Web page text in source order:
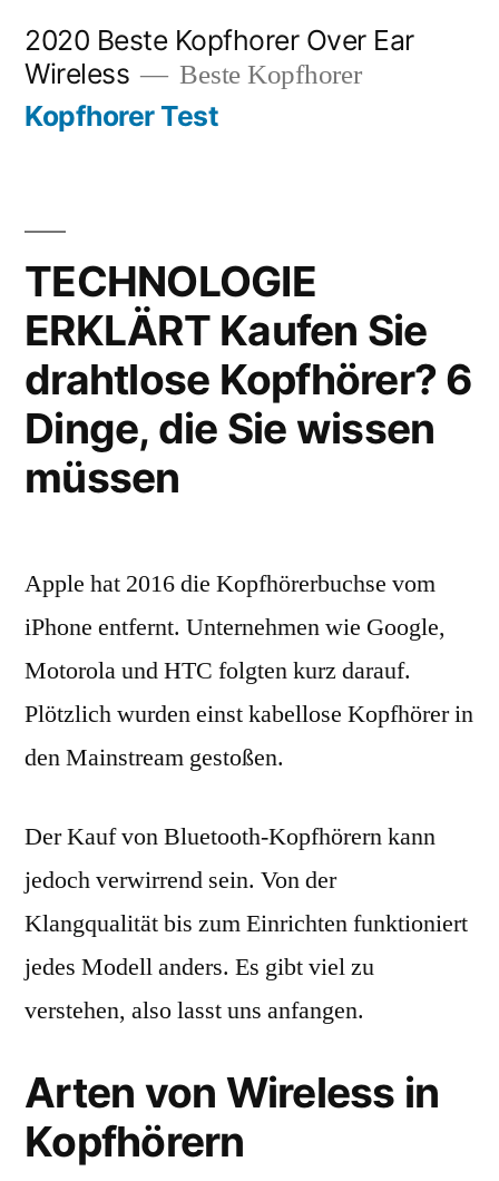
Inhalt
springen
2020 Beste Kopfhorer Over Ear
Wireless
Beste Kopfhorer
Kopfhorer Test
TECHNOLOGIE
ERKLÄRT Kaufen Sie
drahtlose Kopfhörer? 6
Dinge, die Sie wissen
müssen
Apple hat 2016 die Kopfhörerbuchse vom
iPhone entfernt. Unternehmen wie Google,
Motorola und HTC folgten kurz darauf.
Plötzlich wurden einst kabellose Kopfhörer in
den Mainstream gestoßen.
Der Kauf von Bluetooth-Kopfhörern kann
jedoch verwirrend sein. Von der
Klangqualität bis zum Einrichten funktioniert
jedes Modell anders. Es gibt viel zu
verstehen, also lasst uns anfangen.
Arten von Wireless in
Kopfhörern